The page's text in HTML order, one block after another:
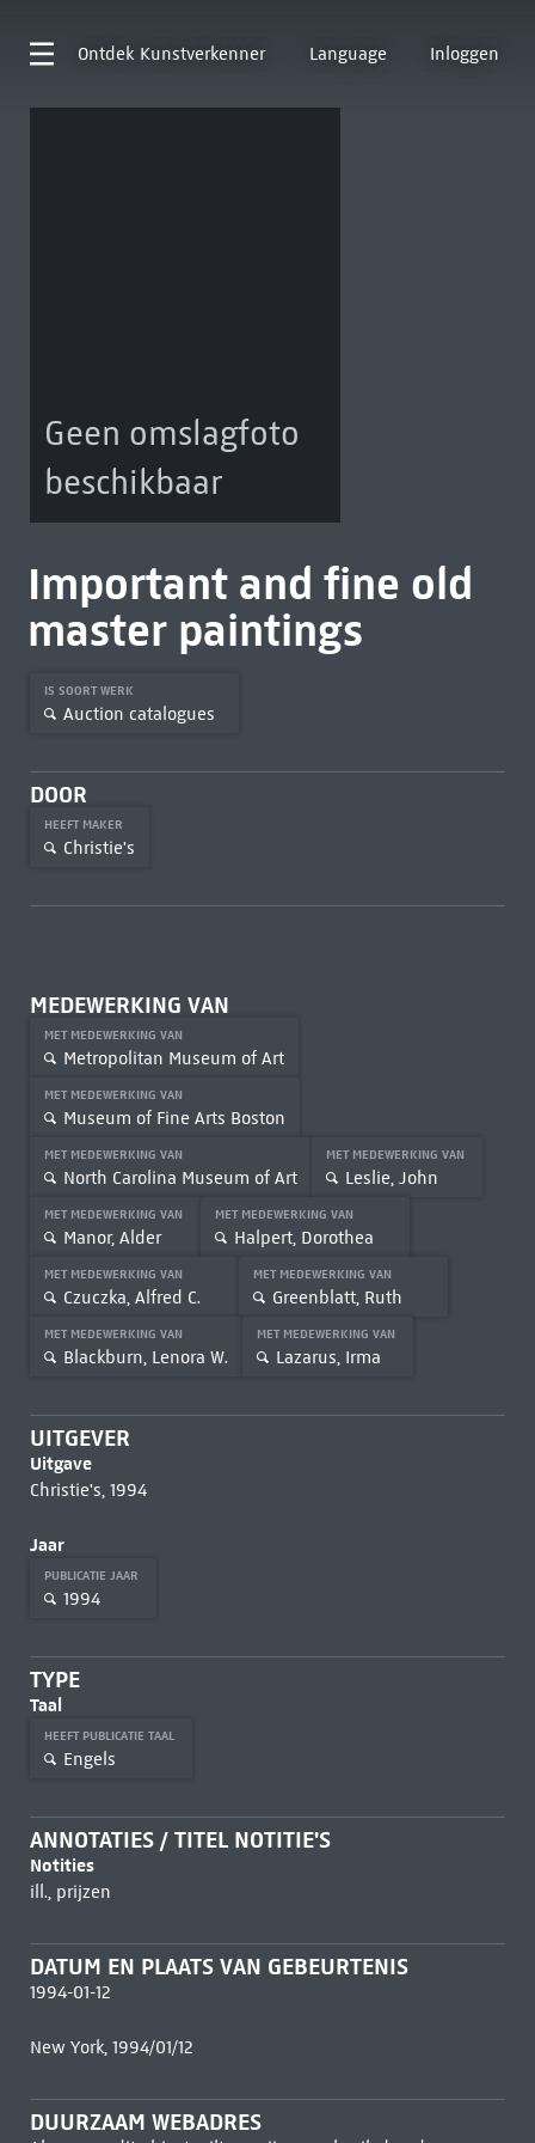
Ontdek Kunstverkenner Language Inloggen
Geen omslagfoto
beschikbaar
Important and fine old
master paintings
IS SOORT WERK
Auction catalogues
DOOR
HEEFT MAKER
Christie's
MEDEWERKING VAN
MET MEDEWERKING VAN
Metropolitan Museum of Art
MET MEDEWERKING VAN
Museum of Fine Arts Boston
MET MEDEWERKING VAN
North Carolina Museum of Art
MET MEDEWERKING VAN
Leslie, John
MET MEDEWERKING VAN
Manor, Alder
MET MEDEWERKING VAN
Halpert, Dorothea
MET MEDEWERKING VAN
Czuczka, Alfred C.
MET MEDEWERKING VAN
Greenblatt, Ruth
MET MEDEWERKING VAN
Blackburn, Lenora W.
MET MEDEWERKING VAN
Lazarus, Irma
UITGEVER
Uitgave
Christie's, 1994
Jaar
PUBLICATIE JAAR
1994
TYPE
Taal
HEEFT PUBLICATIE TAAL
Engels
ANNOTATIES / TITEL NOTITIE'S
Notities
ill., prijzen
DATUM EN PLAATS VAN GEBEURTENIS
1994-01-12
New York, 1994/01/12
DUURZAAM WEBADRES